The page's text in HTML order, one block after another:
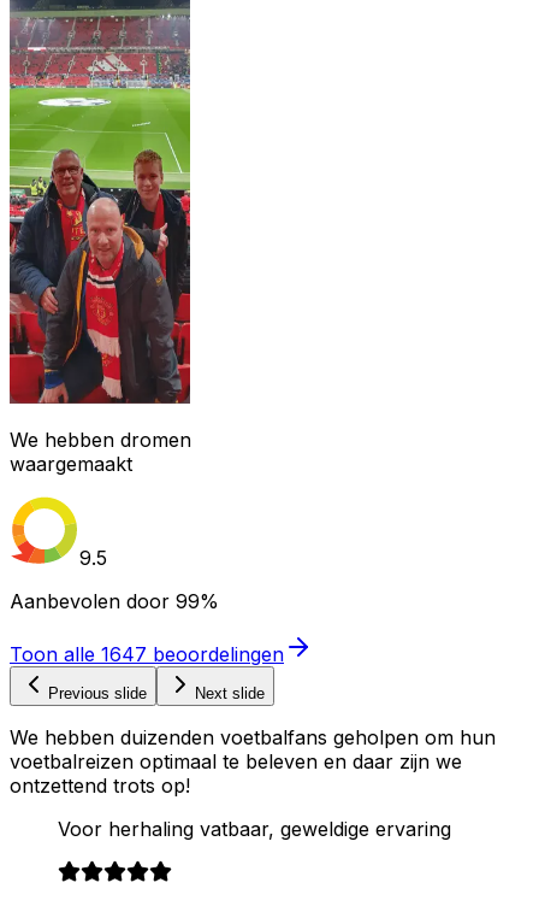
We hebben dromen
waargemaakt
9.5
Aanbevolen door 99%
Toon alle 1647 beoordelingen
Previous slide Next slide
We hebben duizenden voetbalfans geholpen om hun
voetbalreizen optimaal te beleven en daar zijn we
ontzettend trots op!
Voor herhaling vatbaar, geweldige ervaring